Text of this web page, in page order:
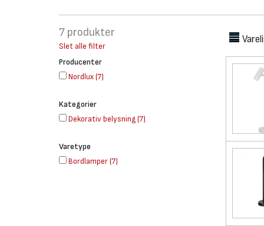
7 produkter
Slet alle filter
Producenter
Nordlux(7)
Kategorier
Dekorativ belysning(7)
Varetype
Bordlamper(7)